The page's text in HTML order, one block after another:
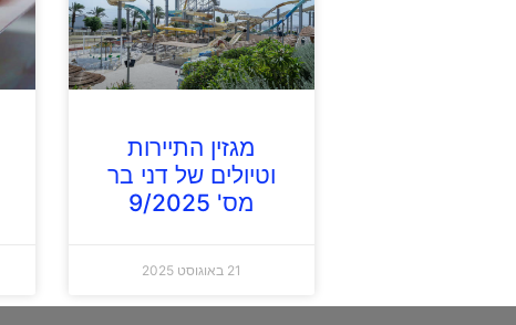
מגזין התיירות
וטיולים של דני בר
מס' 9/2025
21 באוגוסט 2025